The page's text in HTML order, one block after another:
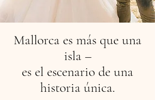
Mallorca es más que una
isla –
es el escenario de una
historia única.